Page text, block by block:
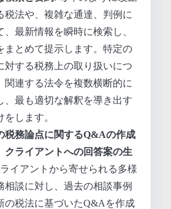
税法や、複雑な通達、判例に
、最新情報を瞬時に検索し、
まとめて提示します。特定の
対する税務上の取り扱いにつ
関連する法令を複数横断的に
、最も適切な解釈を導き出す
をします。
税務論点に関するQ&Aの作成
クライアントへの回答案の生
イアントから寄せられる多様
相談に対し、過去の相談事例
の税法に基づいたQ&Aを作成